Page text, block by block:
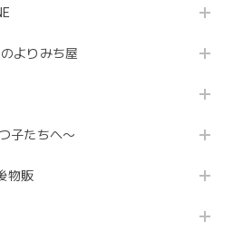
のよりみち屋
子たちへ〜
物販